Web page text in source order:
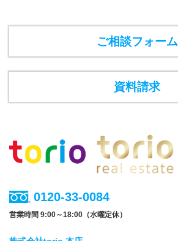
ご相談フォーム
資料請求
0120-33-0084
営業時間 9:00～18:00（水曜定休）